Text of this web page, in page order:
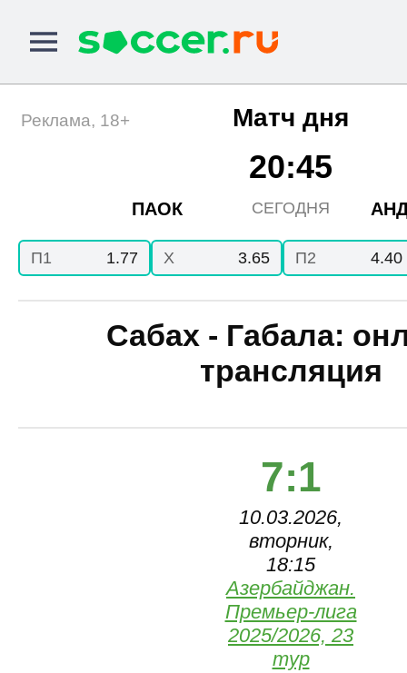
Матч дня
ПАОК
20:45
СЕГОДНЯ
Реклама, 18+
П1 1.77 X 3.65 П2 4.40
Сабах - Габала:
трансляция
7:1
10.03.2026,
вторник,
18:15
Азербайджан.
Премьер-лига
2025/2026, 23
тур